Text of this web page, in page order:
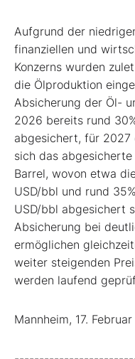
Aufgrund der
finanziellen und
Konzerns wurden
die Ölproduktion
Absicherung der Öl-
2026 bereits rund
abgesichert, für 2027
sich das
Barrel, wovon etwa
USD/bbl und rund
USD/bbl abgesichert
Absicherung bei
ermöglichen
weiter steigenden
werden laufend
Mannheim, 17.